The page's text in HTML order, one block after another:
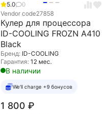
5.0
0
Vendor code27858
Кулер для процессора
ID-COOLING FROZN A410
Black
Бренд: ID-COOLING
Гарантия: 12 мес.
В наличии
We'll charge +9 бонусов
1 800 ₽